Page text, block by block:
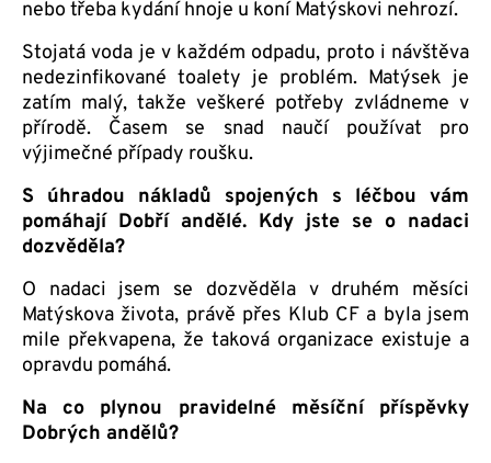
nebo třeba kydání hnoje u koní Matýskovi nehrozí.
Stojatá voda je v každém odpadu, proto i návštěva
nedezinfikované toalety je problém. Matýsek je
zatím malý, takže veškeré potřeby zvládneme v
přírodě. Časem se snad naučí používat pro
výjimečné případy roušku.
S úhradou nákladů spojených s léčbou vám
pomáhají Dobří andělé. Kdy jste se o nadaci
dozvěděla?
O nadaci jsem se dozvěděla v druhém měsíci
Matýskova života, právě přes Klub CF a byla jsem
mile překvapena, že taková organizace existuje a
opravdu pomáhá.
Na co plynou pravidelné měsíční příspěvky
Dobrých andělů?